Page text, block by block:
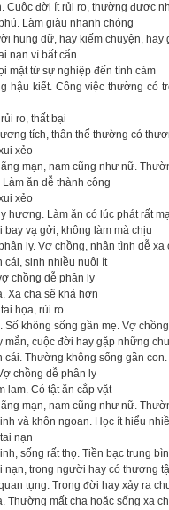
Cuộc đời ít rủi ro, thường được
Làm giàu nhanh chóng
hung dữ, hay kiếm chuyện, hay
nạn vì bất cẩn
mặt từ sự nghiệp đến tình cảm
hậu kiết. Công việc thường có
ro, thất bại
tích, thân thể thường có
xẻo
mạn, nam cũng như nữ.
Làm ăn dễ thành công
xẻo
hương. Làm ăn có lúc phát rất
bay vạ gởi, không làm mà chịu
ly. Vợ chồng, nhân tình dễ xa
cái, sinh nhiều nuôi ít
chồng dễ phân ly
Xa cha sẽ khá hơn
họa, rủi ro
Số không sống gần mẹ. Vợ
mắn, cuộc đời hay gặp những
cái. Thường không sống gần
chồng dễ phân ly
lam. Có tật ăn cắp vặt
mạn, nam cũng như nữ.
và khôn ngoan. Học ít hiểu
nạn
sống rất thọ. Tiền bạc trung
nạn, trong người hay có thương
tụng. Trong đời hay xảy ra
Thường mất cha hoặc sống xa